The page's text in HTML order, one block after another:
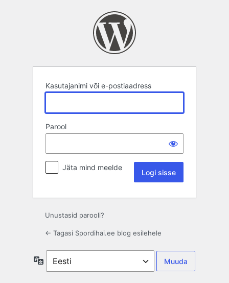
Kasutajanimi või e-postiaadress
Parool
Jäta mind meelde
Unustasid parooli?
← Tagasi Spordihai.ee blog esilehele
Keel